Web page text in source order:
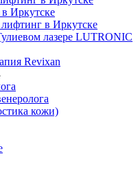
Иркутске
в Иркутске
лазере LUTRONIC
Revixan
кожи)